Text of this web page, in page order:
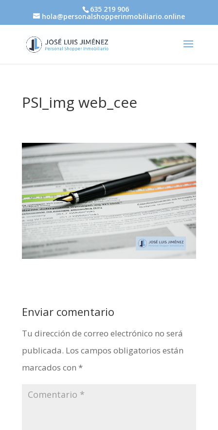
635 219 906
hola@personalshopperinmobiliario.online
PSI_img web_cee
Enviar comentario
Tu dirección de correo electrónico no será
publicada. Los campos obligatorios están
marcados con *